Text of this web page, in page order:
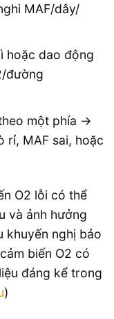
MAF/dây/
hoặc dao động
đường
một phía →
rỉ, MAF sai, hoặc
O2 lỗi có thể
và ảnh hưởng
khuyến nghị bảo
biến O2 có
đáng kể trong
)